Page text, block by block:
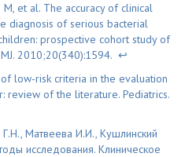
M, et al. The accuracy of clinical
diagnosis of serious bacterial
prospective cohort study of
2010;20(340):1594. ↩
low-risk criteria in the evaluation
review of the literature. Pediatrics.
Матвеева И.И., Кушлинский
исследования. Клиническое